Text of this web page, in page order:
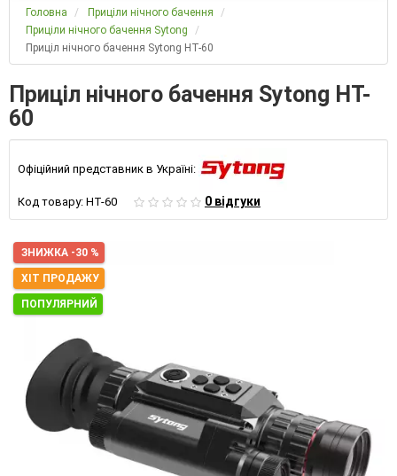
Головна
Приціли нічного бачення
Приціли нічного бачення Sytong
Приціл нічного бачення Sytong HT-60
Приціл нічного бачення Sytong HT-
60
Офіційний представник в Україні:
Код товару: HT-60 0 відгуки
ЗНИЖКА -30 %
ХІТ ПРОДАЖУ
ПОПУЛЯРНИЙ